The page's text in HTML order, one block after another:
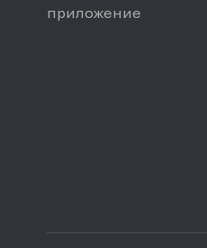
приложение